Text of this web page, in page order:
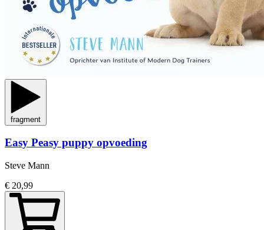
fragment
Easy Peasy puppy opvoeding
Steve Mann
€ 20,99